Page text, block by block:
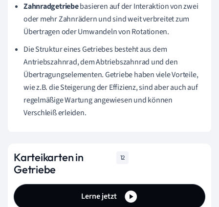
Zahnradgetriebebasieren auf der Interaktion von zwei
oder mehr Zahnrädern und sind weit verbreitet zum
Übertragen oder Umwandeln von Rotationen.
Die Struktur eines Getriebes besteht aus dem
Antriebszahnrad, dem Abtriebszahnrad und den
Übertragungselementen. Getriebe haben viele Vorteile,
wie z.B. die Steigerung der Effizienz, sind aber auch auf
regelmäßige Wartung angewiesen und können
Verschleiß erleiden.
Karteikarten in
Getriebe
12
Lerne jetzt